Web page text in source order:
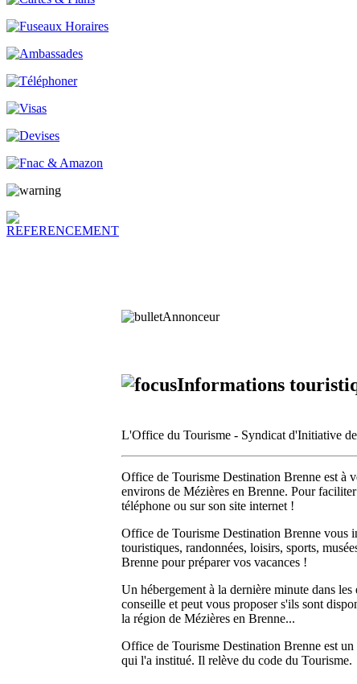
Annonceur
Informations
L'Office du Tourisme - Syndicat d'Initiative
Office de Tourisme Destination Brenne est à
environs de Mézières en Brenne. Pour
téléphone ou sur son site internet !
Office de Tourisme Destination Brenne vous
touristiques, randonnées, loisirs, sports,
Brenne pour préparer vos vacances !
Un hébergement à la dernière minute dans
conseille et peut vous proposer s'ils sont
la région de Mézières en Brenne...
Office de Tourisme Destination Brenne est
qui l'a institué. Il relève du code du Tourisme.